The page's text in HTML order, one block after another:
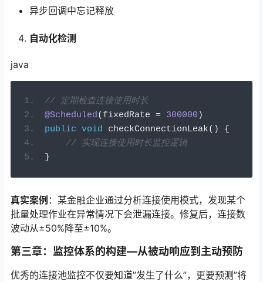
异步回调中忘记释放
自动化检测
java
// 定期检查连接使用时长
@Scheduled( fixedRate = 300000 )
public void checkConnectionLeak()
{
// 实现连接使用时长监控逻辑
}
真实案例 ：某金融企业通过分析连接使用模式，发现某个
批量处理作业在异常情况下会泄漏连接。修复后，连接数
波动从±50%降至±10%。
第三章：监控体系的构建—从被动响应到主动预防
优秀的连接池监控不仅要知道”发生了什么”，更要预测”将